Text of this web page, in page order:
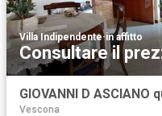
Villa Indipendente·in affitto
Consultare il
GIOVANNI D ASCIANO
Vescona